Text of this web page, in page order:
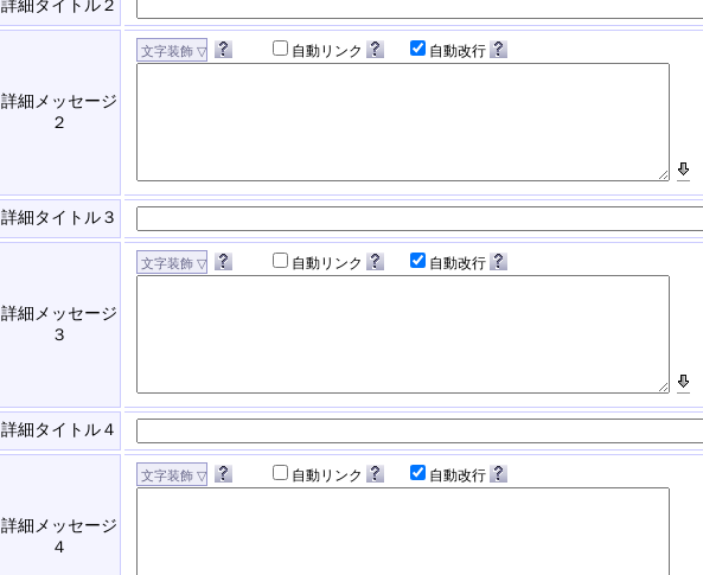
詳細タイトル２
詳細メッセージ
２
自動リンク 自動改行
詳細タイトル３
詳細メッセージ
３
自動リンク 自動改行
詳細タイトル４
詳細メッセージ
４
自動リンク 自動改行